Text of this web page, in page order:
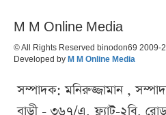
M M Online Media
© All Rights Reserved binodon69 2009-
Developed by M M Online Media
সম্পাদক: মনিরুজ্জামান ,
বাড়ী - ৩৬৭/এ, ফ্ল্যাট-২বি,